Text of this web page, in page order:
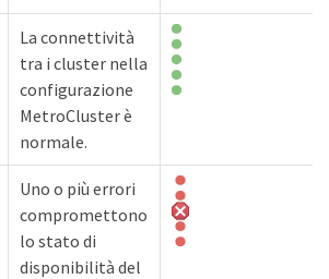
La connettività
tra i cluster nella
configurazione
MetroCluster è
normale.
Uno o più errori
compromettono
lo stato di
disponibilità del